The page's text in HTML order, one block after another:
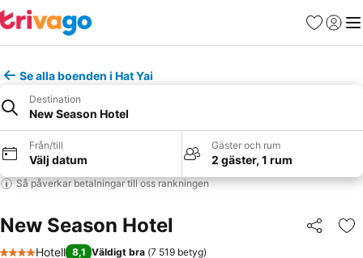
Favoriter
Logga
Se alla boenden i Hat Yai
Destination
New Season Hotel
Från/till
Välj datum
Gäster och rum
2 gäster, 1 rum
Så påverkar betalningar till oss rankningen
New Season Hotel Dela
Hotell 8,1 Väldigt bra (7 519 betyg)